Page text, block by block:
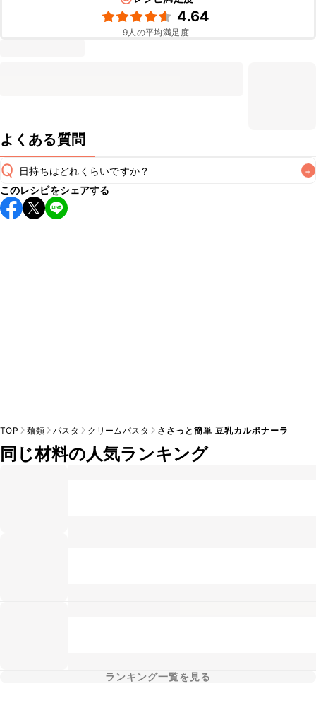
4.64
9人の平均満足度
よくある質問
Q 日持ちはどれくらいですか？ +
こちらのレシピは出来たてをお召し上がりいただくことをお
すすめします。
このレシピをシェアする
TOP 麺類 パスタ クリームパスタ ささっと簡単 豆乳カルボナーラ
同じ材料の人気ランキング
ランキング一覧を見る